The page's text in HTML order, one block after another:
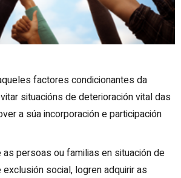
factores condicionantes da
situacións de deterioración vital das
a súa incorporación e participación
as persoas ou familias en situación de
social, logren adquirir as